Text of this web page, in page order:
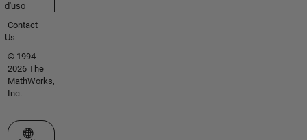
d'uso
Contact
Us
© 1994-
2026 The
MathWorks,
Inc.
Seleziona un sito web